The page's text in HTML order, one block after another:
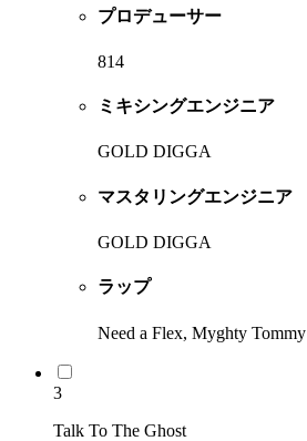
プロデューサー
814
ミキシングエンジニア
GOLD DIGGA
マスタリングエンジニア
GOLD DIGGA
ラップ
Need a Flex, Myghty Tommy
3
Talk To The Ghost